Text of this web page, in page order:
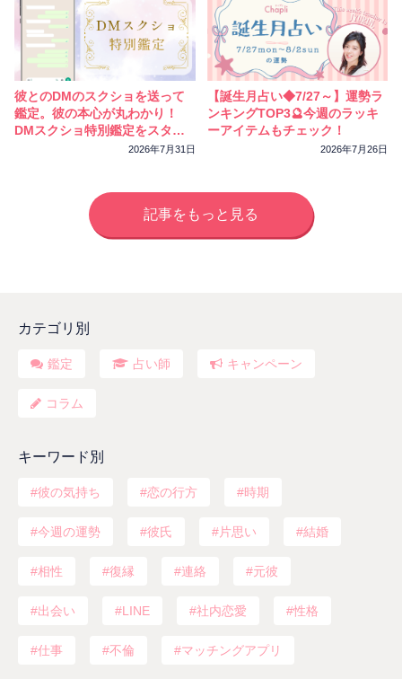
彼とのDMのスクショを送って
鑑定。彼の本心が丸わかり！
DMスクショ特別鑑定をスター
2026年7月31日
【誕生月占い◆7/27～】運勢ラ
ンキングTOP3🔮今週のラッキ
ーアイテムもチェック！
2026年7月26日
記事をもっと見る
カテゴリ別
鑑定 占い師 キャンペーン
コラム
キーワード別
彼の気持ち 恋の行方 時期
今週の運勢 彼氏 片思い 結婚
相性 復縁 連絡 元彼
出会い LINE 社内恋愛 性格
仕事 不倫 マッチングアプリ